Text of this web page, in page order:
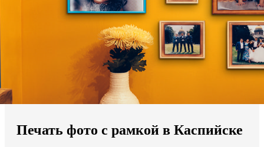
Мы доставляем по всему миру
Продолжить без города
Печать фото с рамкой в Каспийске